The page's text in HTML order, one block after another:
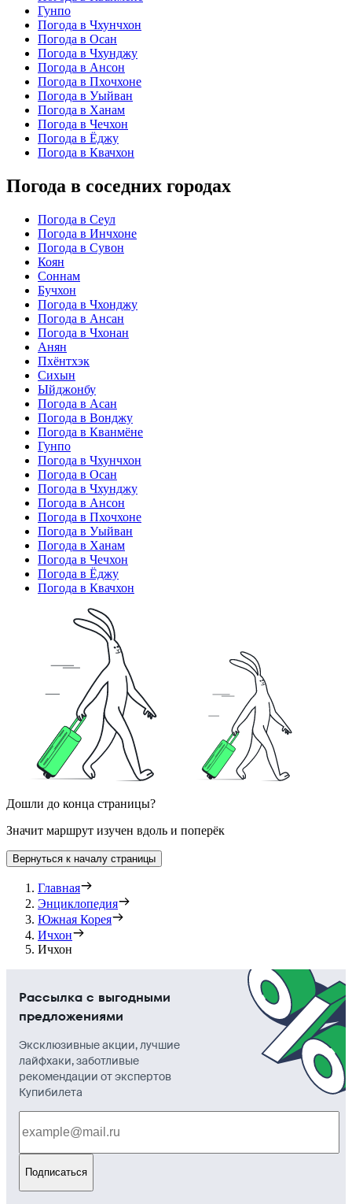
Гунпо
Погода в Чхунчхон
Погода в Осан
Погода в Чхунджу
Погода в Ансон
Погода в Пхочхоне
Погода в Уыйван
Погода в Ханам
Погода в Чечхон
Погода в Ёджу
Погода в Квачхон
Погода в соседних городах
Погода в Сеул
Погода в Инчхоне
Погода в Сувон
Коян
Соннам
Бучхон
Погода в Чхонджу
Погода в Ансан
Погода в Чхонан
Анян
Пхёнтхэк
Сихын
Ыйджонбу
Погода в Асан
Погода в Вонджу
Погода в Кванмёне
Гунпо
Погода в Чхунчхон
Погода в Осан
Погода в Чхунджу
Погода в Ансон
Погода в Пхочхоне
Погода в Уыйван
Погода в Ханам
Погода в Чечхон
Погода в Ёджу
Погода в Квачхон
Дошли до конца страницы?
Значит маршрут изучен вдоль и поперёк
Вернуться к началу страницы
Главная
Энциклопедия
Южная Корея
Ичхон
Ичхон
Рассылка с выгодными
предложениями
Эксклюзивные акции, лучшие
лайфхаки, заботливые
рекомендации от экспертов
Купибилета
Подписаться